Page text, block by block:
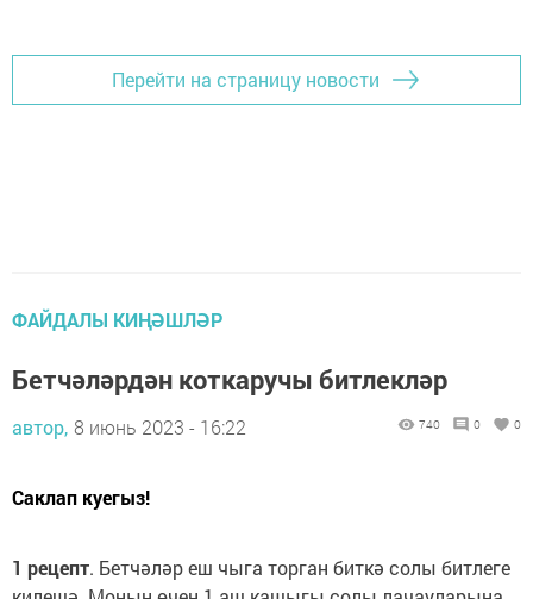
Перейти на страницу новости
ФАЙДАЛЫ КИҢӘШЛӘР
Бетчәләрдән коткаручы битлекләр
автор, 8 июнь 2023 - 16:22 740 0 0
Саклап куегыз!
1 рецепт. Бетчәләр еш чыга торган биткә солы битлеге